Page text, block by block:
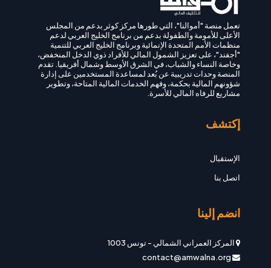
تعمل منصة "أموالنا"، التي طورها مركز كوثر بدعم من المجلس
الأعلى للأمومة والطفولة بدعم من برنامج الخليج العربي لدعم
منظمات الأمم المتحدة الإنمائية وبرنامج الخليج العربي للتنمية
"أجفند"، على تعزيز الشمول المالي للأفراد ذوي الدخل المنخفض،
وخاصة النساء والشباب، في الشرق الأوسط وشمال أفريقيا. تقدم
المنصة وحدات تدريبية عن بُعد لمساعدة المستخدمين على إدارة
شؤونهم المالية بحكمة، وفهم الخدمات المالية المتاحة، وتطوير
مشاريع للرفاه المالي للأسرة.
إكتشف
الإستقبال
اتصل بنا
انضم إلينا
المركز العمراني الشمالي -تونس 1003
contact@amwalna.org